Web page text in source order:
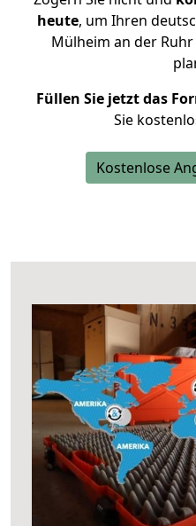
heute, um Ihren
Mülheim an der
Füllen Sie jetzt das
Sie
Kostenlose